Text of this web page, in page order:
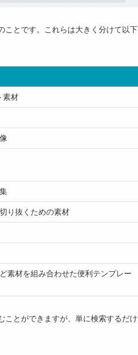
ことです。これらは大きく分けて以下
素材
り抜くための素材
素材を組み合わせた便利テンプレー
ことができますが、単に検索するだけ